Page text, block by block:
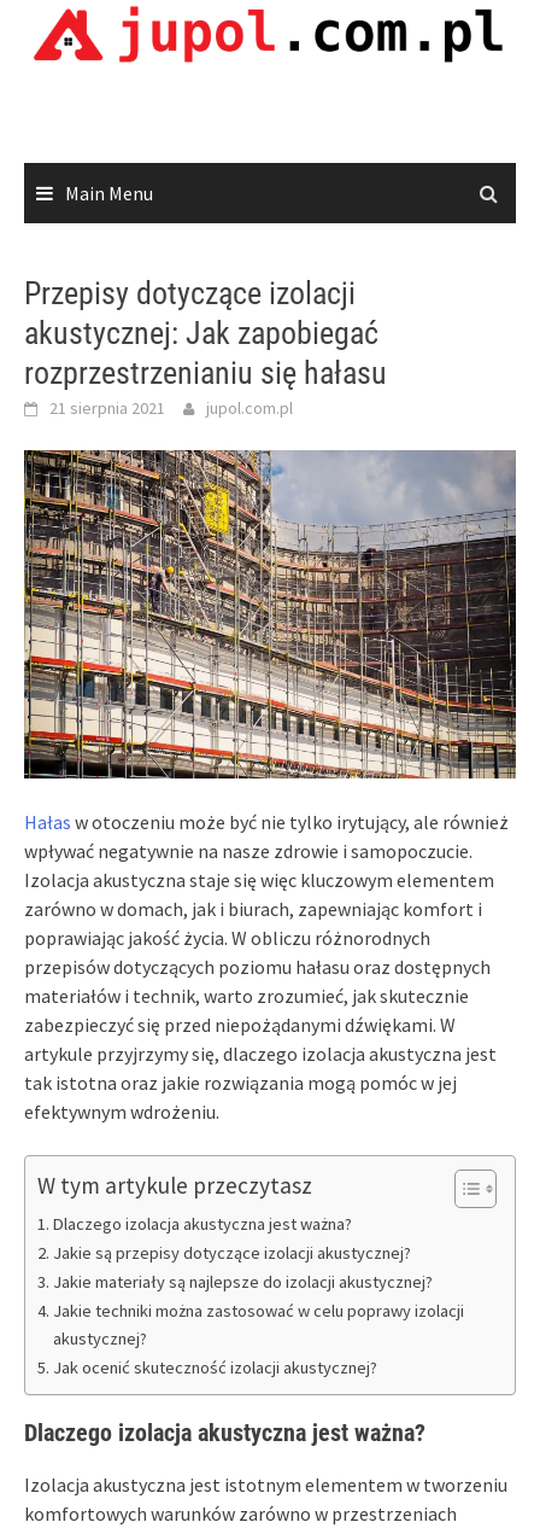
Main Menu
Przepisy dotyczące izolacji
akustycznej: Jak zapobiegać
rozprzestrzenianiu się hałasu
21 sierpnia 2021 jupol.com.pl
Hałas w otoczeniu może być nie tylko irytujący, ale również
wpływać negatywnie na nasze zdrowie i samopoczucie.
Izolacja akustyczna staje się więc kluczowym elementem
zarówno w domach, jak i biurach, zapewniając komfort i
poprawiając jakość życia. W obliczu różnorodnych
przepisów dotyczących poziomu hałasu oraz dostępnych
materiałów i technik, warto zrozumieć, jak skutecznie
zabezpieczyć się przed niepożądanymi dźwiękami. W
artykule przyjrzymy się, dlaczego izolacja akustyczna jest
tak istotna oraz jakie rozwiązania mogą pomóc w jej
efektywnym wdrożeniu.
W tym artykule przeczytasz
Dlaczego izolacja akustyczna jest ważna?
Jakie są przepisy dotyczące izolacji akustycznej?
Jakie materiały są najlepsze do izolacji akustycznej?
Jakie techniki można zastosować w celu poprawy izolacji
akustycznej?
Jak ocenić skuteczność izolacji akustycznej?
Dlaczego izolacja akustyczna jest ważna?
Izolacja akustyczna jest istotnym elementem w tworzeniu
komfortowych warunków zarówno w przestrzeniach